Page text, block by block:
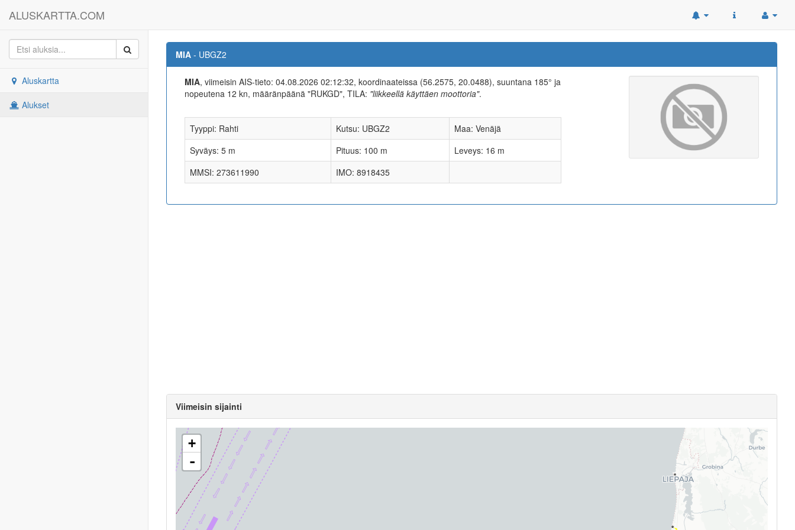
ALUSKARTTA.COM
Aluskartta
Alukset
MIA - UBGZ2
MIA, viimeisin AIS-tieto: 04.08.2026 02:12:32, koordinaateissa (56.2575, 20.0488), suuntana 185° ja
nopeutena 12 kn, määränpäänä "RUKGD", TILA: "liikkeellä käyttäen moottoria".
Tyyppi: Rahti Kutsu: UBGZ2
Maa: Venäjä
Syväys: 5 m
Pituus: 100 m
Leveys: 16 m
MMSI: 273611990
IMO: 8918435
Viimeisin sijainti
+
-